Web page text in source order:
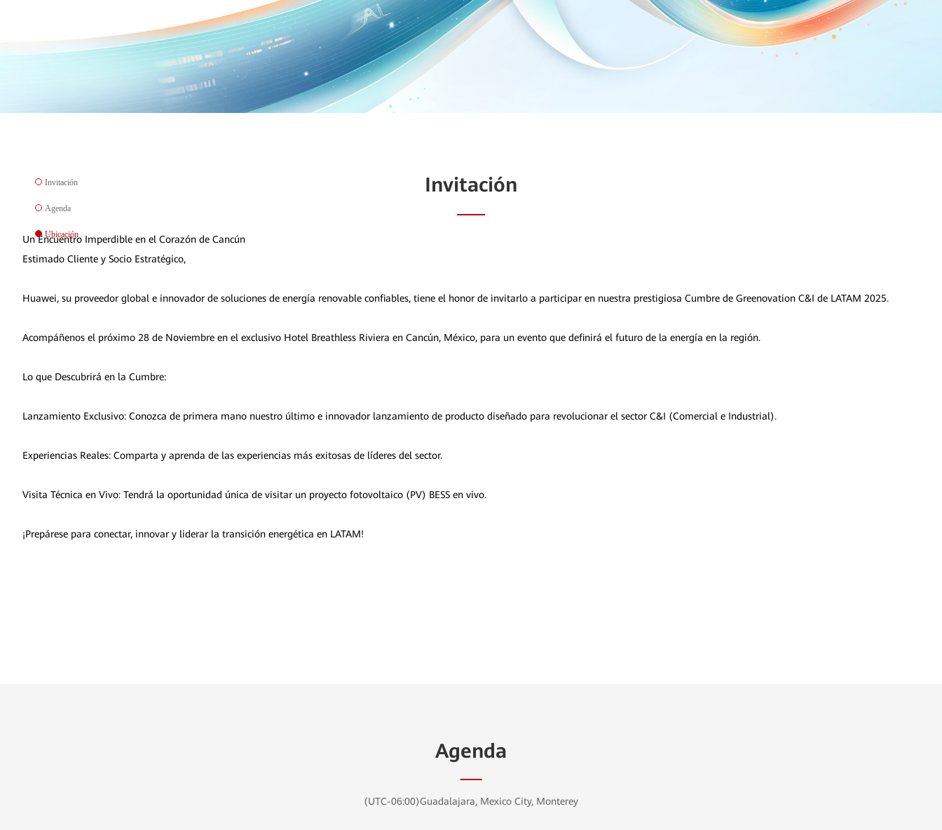
Invitación
Agenda
Ubicación
Invitación
Un Encuentro Imperdible en el Corazón de Cancún
Estimado Cliente y Socio Estratégico,
Huawei, su proveedor global e innovador de soluciones de energía renovable confiables, tiene el honor de invitarlo a participar en nuestra prestigiosa Cumbre de Greenovation C&I de LATAM 2025.
Acompáñenos el próximo 28 de Noviembre en el exclusivo Hotel Breathless Riviera en Cancún, México, para un evento que definirá el futuro de la energía en la región.
Lo que Descubrirá en la Cumbre:
Lanzamiento Exclusivo: Conozca de primera mano nuestro último e innovador lanzamiento de producto diseñado para revolucionar el sector C&I (Comercial e Industrial).
Experiencias Reales: Comparta y aprenda de las experiencias más exitosas de líderes del sector.
Visita Técnica en Vivo: Tendrá la oportunidad única de visitar un proyecto fotovoltaico (PV) BESS en vivo.
¡Prepárese para conectar, innovar y liderar la transición energética en LATAM!
Agenda
(UTC-06:00)Guadalajara, Mexico City, Monterey